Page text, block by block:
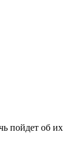
пойдет об их